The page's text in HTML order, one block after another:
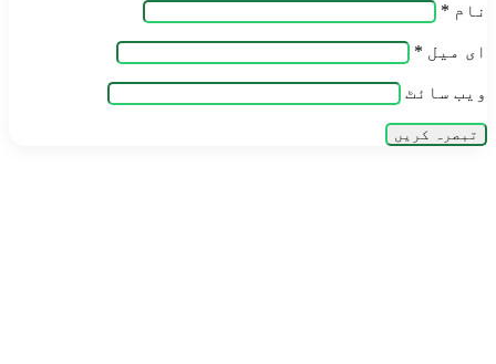
نام *
ای میل *
ویب‌ سائٹ